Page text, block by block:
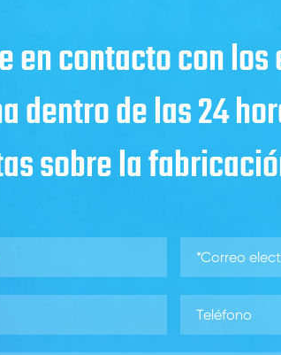
en contacto con
dentro de las 24
sobre la